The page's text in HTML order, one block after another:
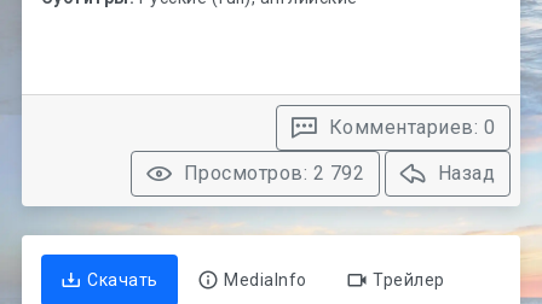
Комментариев: 0
Просмотров: 2 792
Назад
Скачать MediaInfo Трейлер